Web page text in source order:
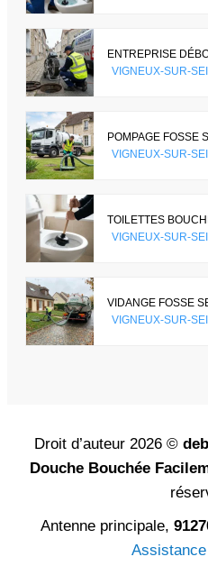
ENTREPRISE
VIGNEUX-SUR-
POMPAGE FOSSE
VIGNEUX-SUR-
TOILETTES
VIGNEUX-SUR-
VIDANGE FOSSE
VIGNEUX-SUR-
Droit d’auteur 2026 ©
Douche Bouchée
Antenne principale,